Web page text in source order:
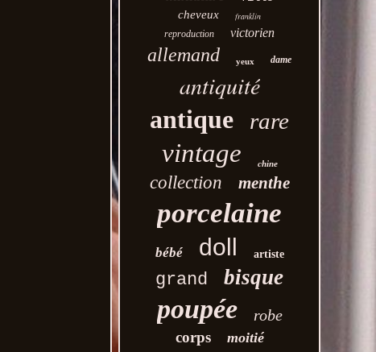
cheveux
franklin
reproduction
victorien
allemand yeux dame
antiquité
antique rare
vintage chine
collection menthe
porcelaine
bébé doll artiste
grand bisque
poupée robe
corps moitié